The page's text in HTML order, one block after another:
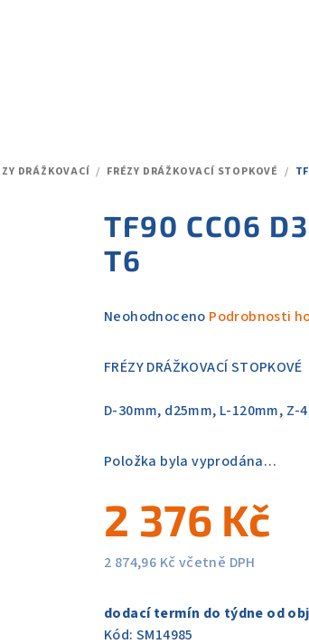
DRÁŽKOVACÍ / FRÉZY DRÁŽKOVACÍ STOPKOVÉ /
TF90 CC06
T6
Průměrné
produktu
0,0
hvězdiček.
Neohodnoceno Podrobnosti
FRÉZY DRÁŽKOVACÍ STOPKOVÉ
D-30mm, d25mm, L-120mm,
Položka byla vyprodána…
2 376 Kč
2 874,96 Kč včetně DPH
cena:
dodací termín do týdne od
Kód: SM14985